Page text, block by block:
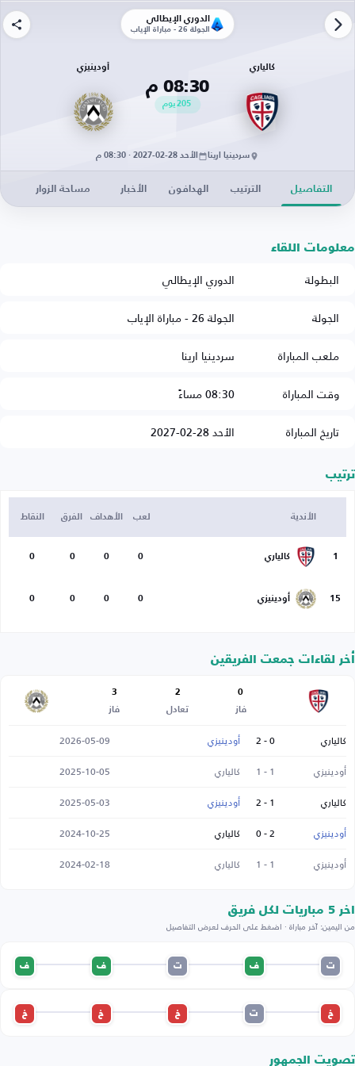
الدوري الإيطالي
الجولة 26 - مباراة الإياب
كالياري
08:30 م
205يوم
أودينيزي
سردينيا ارينا الأحد 28-02-2027 · 08:30 م
التفاصيل الترتيب الهدافون الأخبار مساحة الزوار
معلومات اللقاء
البطولة
الدوري الإيطالي
الجولة
الجولة 26 - مباراة الإياب
ملعب المباراة
سردينيا ارينا
وقت المباراة
08:30 مساءً
تاريخ المباراة
الأحد 28-02-2027
ترتيب
الأندية لعب الأهداف الفرق النقاط
1 كالياري 0
0
0
0
15 أودينيزي 0
0
0
0
أخر لقاءات جمعت الفريقين
0
فاز
2
تعادل
3
فاز
كالياري 0 - 2 أودينيزي
2026-05-09
أودينيزي
1 - 1 كالياري
2025-10-05
كالياري
1 - 2 أودينيزي
2025-05-03
أودينيزي
2 - 0 كالياري
2024-10-25
أودينيزي
1 - 1 كالياري 2024-02-18
اخر 5 مباريات لكل فريق
من اليمين: آخر مباراة · اضغط على الحرف لعرض التفاصيل
ت ف ت ف ف
خ ت خ خ خ
تصويت الجمهور